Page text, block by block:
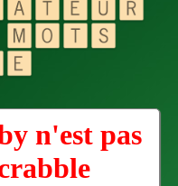
n'est pas